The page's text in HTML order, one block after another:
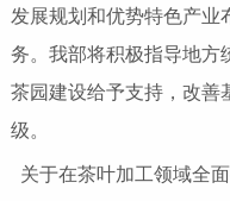
发展规划和优势特色产业
务。我部将积极指导地方
茶园建设给予支持，改善
级。
关于在茶叶加工领域全